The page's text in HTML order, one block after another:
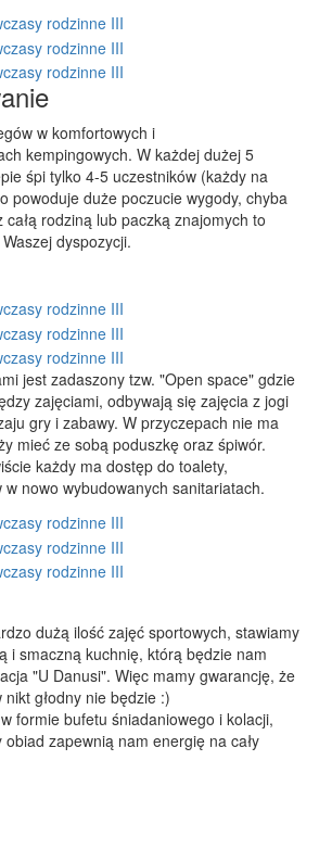
w komfortowych i
kempingowych. W każdej dużej 5
śpi tylko 4-5 uczestników (każdy na
powoduje duże poczucie wygody, chyba
rodziną lub paczką znajomych to
dyspozycji.
jest zadaszony tzw. "Open space" gdzie
zajęciami, odbywają się zajęcia z jogi
gry i zabawy. W przyczepach nie ma
mieć ze sobą poduszkę oraz śpiwór.
każdy ma dostęp do toalety,
w nowo wybudowanych sanitariatach.
dużą ilość zajęć sportowych, stawiamy
i smaczną kuchnię, którą będzie nam
"U Danusi". Więc mamy gwarancję, że
głodny nie będzie :)
formie bufetu śniadaniowego i kolacji,
zapewnią nam energię na cały